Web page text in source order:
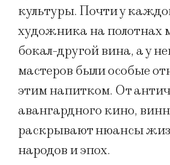
культуры. Почти у
художника на полотнах
бокал-другой вина, а у
мастеров были особые
этим напитком. От
авангардного кино,
раскрывают нюансы
народов и эпох.